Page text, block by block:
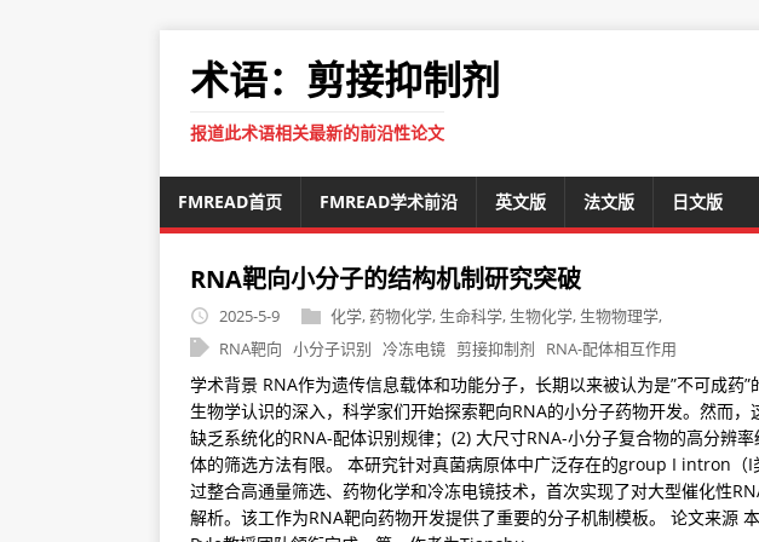
术语：剪接抑制剂
报道此术语相关最新的前沿性论文
FMREAD首页 FMREAD学术前沿 英文版 法文版 日文版
RNA靶向小分子的结构机制研究突破
2025-5-9 化学,药物化学, 生命科学, 生物化学, 生物物理学,
RNA靶向 小分子识别 冷冻电镜 剪接抑制剂 RNA-配体相互作用
学术背景 RNA作为遗传信息载体和功能分子，长期以来被认为是”不可成药
生物学认识的深入，科学家们开始探索靶向RNA的小分子药物开发。然而
缺乏系统化的RNA-配体识别规律；(2) 大尺寸RNA-小分子复合物的高分辨
体的筛选方法有限。 本研究针对真菌病原体中广泛存在的group I intron（I
过整合高通量筛选、药物化学和冷冻电镜技术，首次实现了对大型催化性
解析。该工作为RNA靶向药物开发提供了重要的分子机制模板。 论文来源